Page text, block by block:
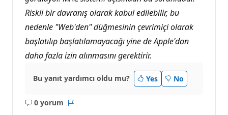
Riskli bir davranış olarak kabul edilebilir, bu
nedenle "Web'den" düğmesinin çevrimiçi olarak
başlatılıp başlatılamayacağı yine de Apple'dan
daha fazla izin alınmasını gerektirir.
Bu yanıt yardımcı oldu mu? Yes No
0 yorum
Açıklama